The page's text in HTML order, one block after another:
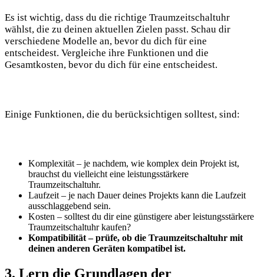
Es ist wichtig, dass du die richtige Traumzeitschaltuhr
wählst, die zu deinen aktuellen Zielen passt. Schau dir
verschiedene Modelle an, bevor du dich für eine
entscheidest. Vergleiche ihre Funktionen und die
Gesamtkosten, bevor du dich für eine entscheidest.
Einige Funktionen, die du berücksichtigen solltest, sind:
Komplexität – je nachdem, wie komplex dein Projekt ist,
brauchst du vielleicht eine leistungsstärkere
Traumzeitschaltuhr.
Laufzeit – je nach Dauer deines Projekts kann die Laufzeit
ausschlaggebend sein.
Kosten – solltest du dir eine günstigere aber leistungsstärkere
Traumzeitschaltuhr kaufen?
Kompatibilität – prüfe, ob die Traumzeitschaltuhr mit
deinen anderen Geräten kompatibel ist.
3. Lern die Grundlagen der